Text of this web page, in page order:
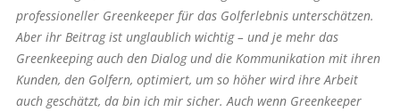
professioneller Greenkeeper für das Golferlebnis unterschätzen.
Aber ihr Beitrag ist unglaublich wichtig – und je mehr das
Greenkeeping auch den Dialog und die Kommunikation mit ihren
Kunden, den Golfern, optimiert, um so höher wird ihre Arbeit
auch geschätzt, da bin ich mir sicher. Auch wenn Greenkeeper